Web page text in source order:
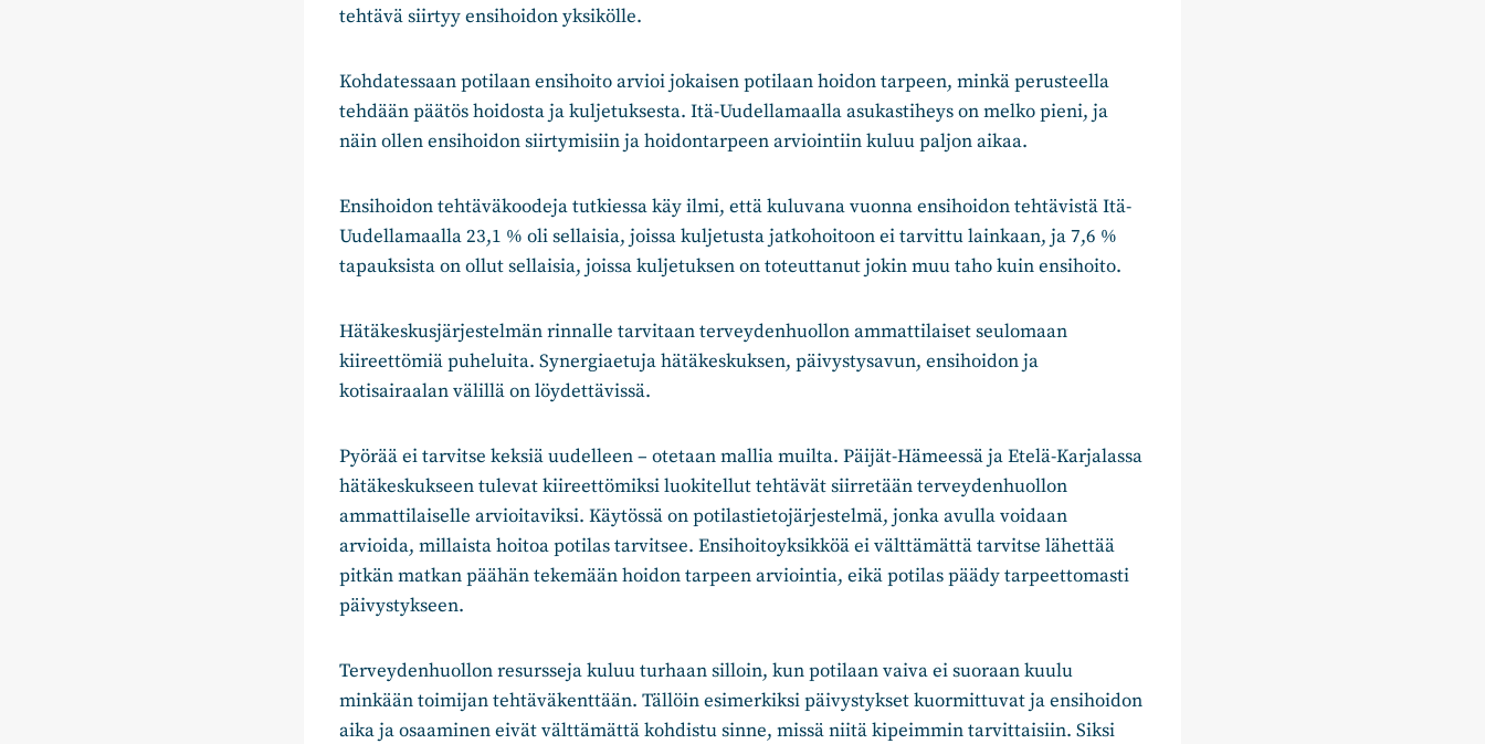
tehtävä siirtyy ensihoidon yksikölle.
Kohdatessaan potilaan ensihoito arvioi jokaisen potilaan hoidon tarpeen, minkä perusteella
tehdään päätös hoidosta ja kuljetuksesta. Itä-Uudellamaalla asukastiheys on melko pieni, ja
näin ollen ensihoidon siirtymisiin ja hoidontarpeen arviointiin kuluu paljon aikaa.
Ensihoidon tehtäväkoodeja tutkiessa käy ilmi, että kuluvana vuonna ensihoidon tehtävistä Itä-
Uudellamaalla 23,1 % oli sellaisia, joissa kuljetusta jatkohoitoon ei tarvittu lainkaan, ja 7,6 %
tapauksista on ollut sellaisia, joissa kuljetuksen on toteuttanut jokin muu taho kuin ensihoito.
Hätäkeskusjärjestelmän rinnalle tarvitaan terveydenhuollon ammattilaiset seulomaan
kiireettömiä puheluita. Synergiaetuja hätäkeskuksen, päivystysavun, ensihoidon ja
kotisairaalan välillä on löydettävissä.
Pyörää ei tarvitse keksiä uudelleen – otetaan mallia muilta. Päijät-Hämeessä ja Etelä-Karjalassa
hätäkeskukseen tulevat kiireettömiksi luokitellut tehtävät siirretään terveydenhuollon
ammattilaiselle arvioitaviksi. Käytössä on potilastietojärjestelmä, jonka avulla voidaan
arvioida, millaista hoitoa potilas tarvitsee. Ensihoitoyksikköä ei välttämättä tarvitse lähettää
pitkän matkan päähän tekemään hoidon tarpeen arviointia, eikä potilas päädy tarpeettomasti
päivystykseen.
Terveydenhuollon resursseja kuluu turhaan silloin, kun potilaan vaiva ei suoraan kuulu
minkään toimijan tehtäväkenttään. Tällöin esimerkiksi päivystykset kuormittuvat ja ensihoidon
aika ja osaaminen eivät välttämättä kohdistu sinne, missä niitä kipeimmin tarvittaisiin. Siksi